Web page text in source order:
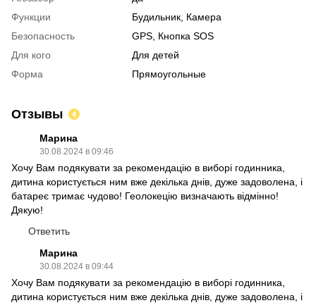
Функции
Будильник, Камера
Безопасность
GPS, Кнопка SOS
Для кого
Для детей
Форма
Прямоугольные
Отзывы 4
Марина
30.08.2024 в 09:46
Хочу Вам подякувати за рекомендацію в виборі годинника,
дитина користується ним вже декілька днів, дуже задоволена, і
батареє тримає чудово! Геолокецію визначають відмінно!
Дякую!
Ответить
Марина
30.08.2024 в 09:44
Хочу Вам подякувати за рекомендацію в виборі годинника,
дитина користується ним вже декілька днів, дуже задоволена, і